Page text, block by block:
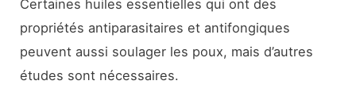
Certaines huiles essentielles qui ont des
propriétés antiparasitaires et antifongiques
peuvent aussi soulager les poux, mais d’autres
études sont nécessaires.